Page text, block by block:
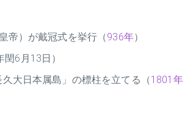
帝）が戴冠式を挙行（936年）
6月13日）
大日本属島」の標柱を立てる（1801年